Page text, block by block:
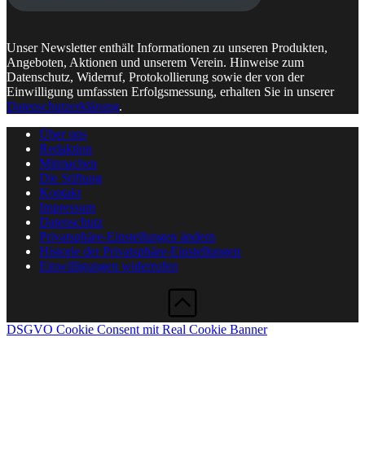
Unser Newsletter enthält Informationen zu unseren Produkten,
Angeboten, Aktionen und unserem Verein. Hinweise zum
Datenschutz, Widerruf, Protokollierung sowie der von der
Einwilligung umfassten Erfolgsmessung, erhalten Sie in unserer
Datenschutzerklärung.
Über uns
Redaktion
Mitmachen
Die Stiftung
Kontakt
Impressum
Datenschutz
Privatsphäre-Einstellungen ändern
Historie der Privatsphäre-Einstellungen
Einwilligungen widerrufen
DSGVO Cookie Consent mit Real Cookie Banner